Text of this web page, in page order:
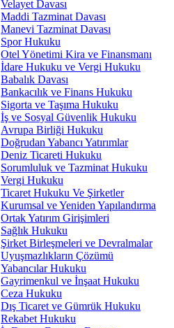
Velayet Davası
Maddi Tazminat Davası
Manevi Tazminat Davası
Spor Hukuku
Otel Yönetimi Kira ve Finansmanı
İdare Hukuku ve Vergi Hukuku
Babalık Davası
Bankacılık ve Finans Hukuku
Sigorta ve Taşıma Hukuku
İş ve Sosyal Güvenlik Hukuku
Avrupa Birliği Hukuku
Doğrudan Yabancı Yatırımlar
Deniz Ticareti Hukuku
Sorumluluk ve Tazminat Hukuku
Vergi Hukuku
Ticaret Hukuku Ve Şirketler
Kurumsal ve Yeniden Yapılandırma
Ortak Yatırım Girişimleri
Sağlık Hukuku
Şirket Birleşmeleri ve Devralmalar
Uyuşmazlıkların Çözümü
Yabancılar Hukuku
Gayrimenkul ve İnşaat Hukuku
Ceza Hukuku
Dış Ticaret ve Gümrük Hukuku
Rekabet Hukuku